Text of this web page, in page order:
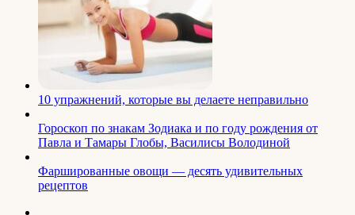
10 упражнений, которые вы делаете неправильно
Гороскоп по знакам Зодиака и по году рождения от
Павла и Тамары Глобы, Василисы Володиной
Фаршированные овощи — десять удивительных
рецептов